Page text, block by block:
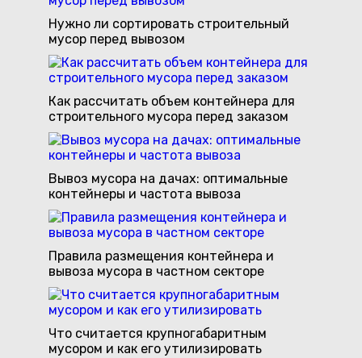
Нужно ли сортировать строительный
мусор перед вывозом
Как рассчитать объем контейнера для
строительного мусора перед заказом
Вывоз мусора на дачах: оптимальные
контейнеры и частота вывоза
Правила размещения контейнера и
вывоза мусора в частном секторе
Что считается крупногабаритным
мусором и как его утилизировать